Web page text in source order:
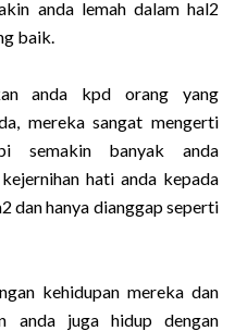
anda lemah dalam hal2
baik.
anda kpd orang yang
mereka sangat mengerti
semakin banyak anda
hati anda kepada
dan hanya dianggap seperti
kehidupan mereka dan
anda juga hidup dengan